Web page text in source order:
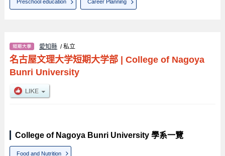
Preschool education Career Planning
愛知縣 / 私立
名古屋文理大学短期大学部| College of Nagoya
Bunri University
College of Nagoya Bunri University 學系一覽
Food and Nutrition